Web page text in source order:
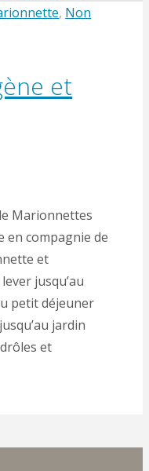
, Non
et
Marionnettes
en compagnie de
et
jusqu’au
petit déjeuner
jardin
et